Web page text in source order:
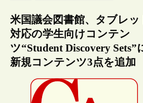
米国議会図書館、タブレッ
対応の学生向けコンテン
ツ“Student Discovery Sets”
新規コンテンツ3点を追加